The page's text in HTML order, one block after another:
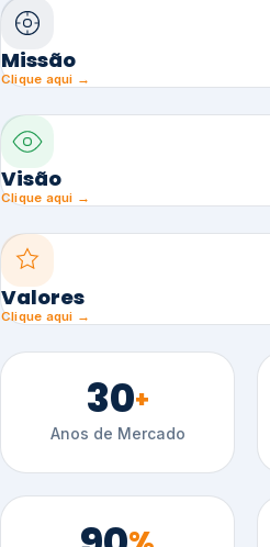
Missão
Clique aqui →
Visão
Clique aqui →
Valores
Clique aqui →
30+
Anos de Mercado